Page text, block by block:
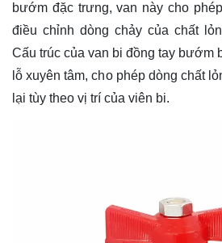
bướm đặc trưng, van này cho
điều chỉnh dòng chảy của chất
Cấu trúc của van bi đồng tay bướm
lỗ xuyên tâm, cho phép dòng chất
lại tùy theo vị trí của viên bi.